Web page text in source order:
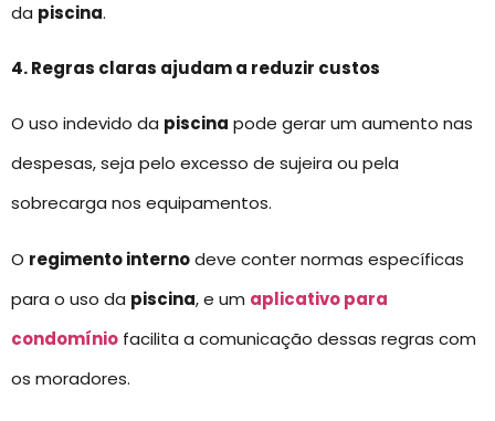
da piscina.
4. Regras claras ajudam a reduzir custos
O uso indevido da piscina pode gerar um aumento nas
despesas, seja pelo excesso de sujeira ou pela
sobrecarga nos equipamentos.
O regimento internodeve conter normas específicas
para o uso da piscina, e um aplicativo para
condomínio facilita a comunicação dessas regras com
os moradores.